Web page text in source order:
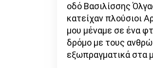
οδό Βασιλίσσης
κατείχαν πλούσιοι
μου μέναμε σε ένα
δρόμο με τους
εξωπραγματικά στα